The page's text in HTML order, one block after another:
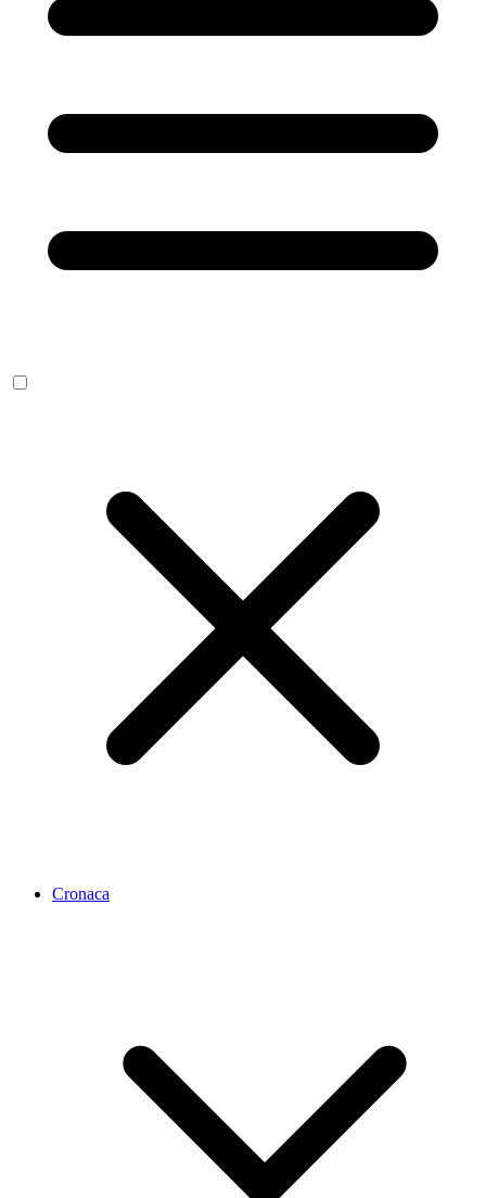
Cronaca